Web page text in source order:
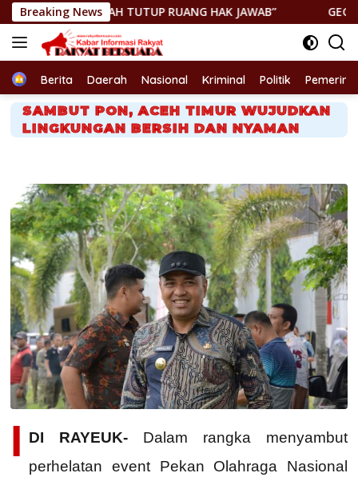
Langsung
ke
konten
Breaking News
TUTUP RUANG HAK JAWAB” GEGER! JENAZAH
HomeBerita Daerah Nasional Kriminal Politik
SAMBUT PON, ACEH TIMUR WUJUDKAN
LINGKUNGAN BERSIH DAN NYAMAN
I DI RAYEUK- Dalam rangka menyambut
perhelatan event Pekan Olahraga Nasional